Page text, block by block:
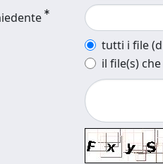
tutti i file
il file(s)